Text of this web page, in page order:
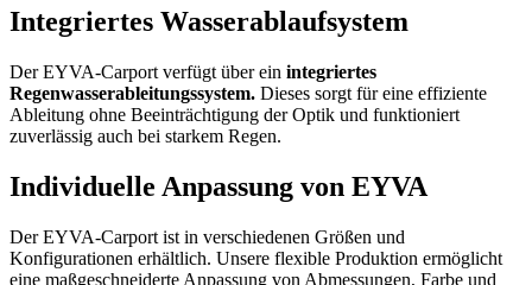
Integriertes Wasserablaufsystem
Der EYVA-Carport verfügt über ein integriertes
Regenwasserableitungssystem. Dieses sorgt für eine effiziente
Ableitung ohne Beeinträchtigung der Optik und funktioniert
zuverlässig auch bei starkem Regen.
Individuelle Anpassung von EYVA
Der EYVA-Carport ist in verschiedenen Größen und
Konfigurationen erhältlich. Unsere flexible Produktion ermöglicht
eine maßgeschneiderte Anpassung von Abmessungen, Farbe und